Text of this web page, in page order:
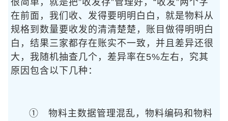
在前面，我们收、发得要明明白白，就是物料从
规格到数量要收发的清清楚楚，账目做得明明白
白，结果三家都存在账实不一致，并且差异还很
大，我随机抽查几个，差异率在5%左右，究其
原因包含以下几种：
① 物料主数据管理混乱，物料编码和物料